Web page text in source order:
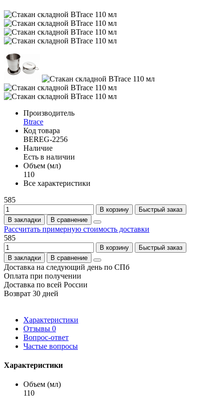
Производитель
Btrace
Код товара
BEREG-2256
Наличие
Есть в наличии
Объем (мл)
110
Все характеристики
585
В корзину
Быстрый заказ
В закладки
В сравнение
Рассчитать примерную стоимость доставки
585
В корзину
Быстрый заказ
В закладки
В сравнение
Доставка на следующий день по СПб
Оплата при получении
Доставка по всей России
Возврат 30 дней
Характеристики
Отзывы 0
Вопрос-ответ
Частые вопросы
Характеристики
Объем (мл)
110